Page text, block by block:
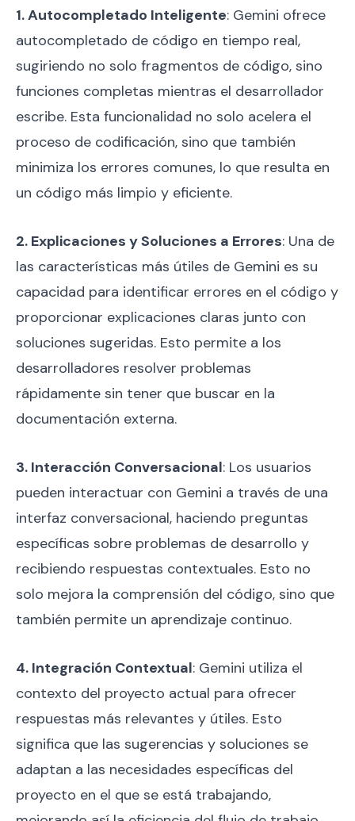
1. Autocompletado Inteligente: Gemini ofrece
autocompletado de código en tiempo real,
sugiriendo no solo fragmentos de código, sino
funciones completas mientras el desarrollador
escribe. Esta funcionalidad no solo acelera el
proceso de codificación, sino que también
minimiza los errores comunes, lo que resulta en
un código más limpio y eficiente.
2. Explicaciones y Soluciones a Errores: Una de
las características más útiles de Gemini es su
capacidad para identificar errores en el código y
proporcionar explicaciones claras junto con
soluciones sugeridas. Esto permite a los
desarrolladores resolver problemas
rápidamente sin tener que buscar en la
documentación externa.
3. Interacción Conversacional: Los usuarios
pueden interactuar con Gemini a través de una
interfaz conversacional, haciendo preguntas
específicas sobre problemas de desarrollo y
recibiendo respuestas contextuales. Esto no
solo mejora la comprensión del código, sino que
también permite un aprendizaje continuo.
4. Integración Contextual: Gemini utiliza el
contexto del proyecto actual para ofrecer
respuestas más relevantes y útiles. Esto
significa que las sugerencias y soluciones se
adaptan a las necesidades específicas del
proyecto en el que se está trabajando,